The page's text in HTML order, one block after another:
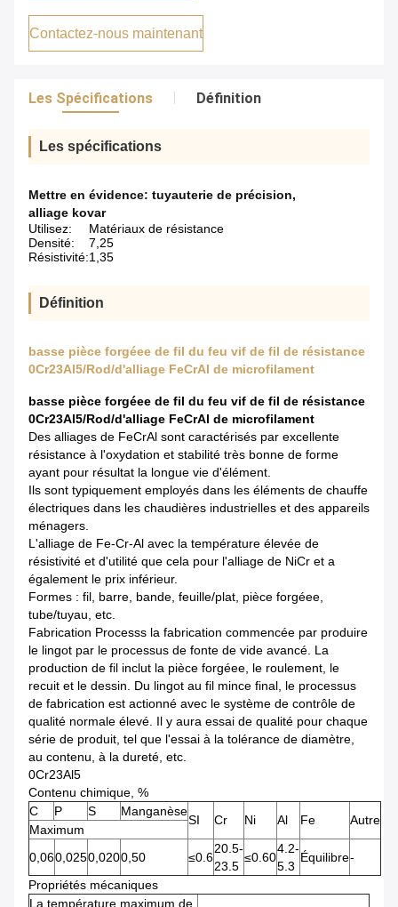
Contactez-nous maintenant
Les Spécifications Définition
Les spécifications
Mettre en évidence: tuyauterie de précision,
alliage kovar
Utilisez:
Matériaux de résistance
Densité:
7,25
Résistivité:1,35
Définition
basse pièce forgéee de fil du feu vif de fil de résistance
0Cr23Al5/Rod/d'alliage FeCrAl de microfilament
basse pièce forgéee de fil du feu vif de fil de résistance
0Cr23Al5/Rod/d'alliage FeCrAl de microfilament
Des alliages de FeCrAl sont caractérisés par excellente
résistance à l'oxydation et stabilité très bonne de forme
ayant pour résultat la longue vie d'élément.
Ils sont typiquement employés dans les éléments de chauffe
électriques dans les chaudières industrielles et des appareils
ménagers.
L'alliage de Fe-Cr-Al avec la température élevée de
résistivité et d'utilité que cela pour l'alliage de NiCr et a
également le prix inférieur.
Formes : fil, barre, bande, feuille/plat, pièce forgéee,
tube/tuyau, etc.
Fabrication Processs la fabrication commencée par produire
le lingot par le processus de fonte de vide avancé. La
production de fil inclut la pièce forgéee, le roulement, le
recuit et le dessin. Du lingot au fil mince final, le processus
de fabrication est actionné avec le système de contrôle de
qualité normale élevé. Il y aura essai de qualité pour chaque
série de produit, tel que l'essai à la tolérance de diamètre,
au contenu, à la dureté, etc.
0Cr23Al5
Contenu chimique, %
C
P S Manganèse
SI Cr Ni Al Fe Autre
Maximum
0,060,0250,0200,50 ≤0.6
20.5-
23.5
≤0.60
4.2-
5.3
Équilibre-
Propriétés mécaniques
La température maximum de